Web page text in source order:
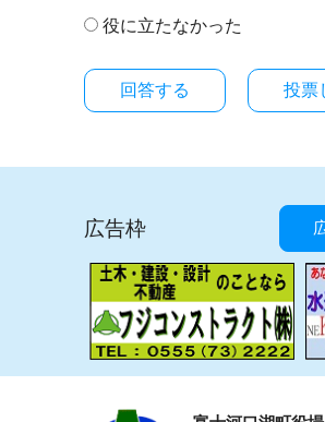
役に立たなかった
投票
広告枠